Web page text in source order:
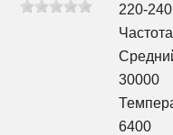
220-240
30000
6400